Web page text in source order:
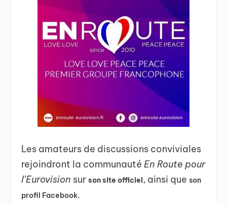
Les amateurs de discussions conviviales
rejoindront la communautéEn Route pour
l’Eurovision surson site officiel, ainsi queson
profil Facebook.